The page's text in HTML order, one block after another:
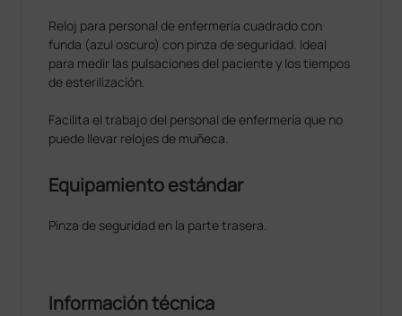
Reloj para personal de enfermería cuadrado con
funda (azul oscuro) con pinza de seguridad. Ideal
para medir las pulsaciones del paciente y los tiempos
de esterilización.
Facilita el trabajo del personal de enfermería que no
puede llevar relojes de muñeca.
Equipamiento estándar
Pinza de seguridad en la parte trasera.
Información técnica